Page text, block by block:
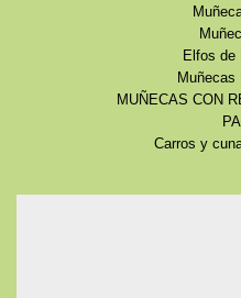
Elfos de
Muñecas
MUÑECAS CON
Carros y